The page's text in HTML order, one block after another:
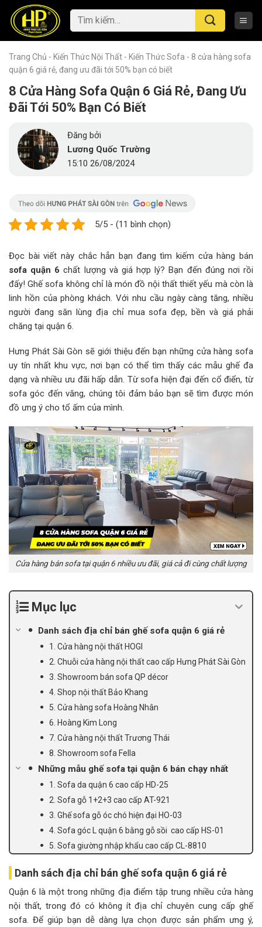
content
Tìm
kiếm:
Trang Chủ - Kiến Thức Nội Thất - Kiến Thức Sofa - 8 cửa hàng sofa
quận 6 giá rẻ, đang ưu đãi tới 50% bạn có biết
8 Cửa Hàng Sofa Quận 6 Giá Rẻ, Đang Ưu
Đãi Tới 50% Bạn Có Biết
Đăng bởi
Lương Quốc Trường
15:10 26/08/2024
5/5 - (11 bình chọn)
Đọc bài viết này chắc hẳn bạn đang tìm kiếm cửa hàng bán
sofa quận 6 chất lượng và giá hợp lý? Bạn đến đúng nơi rồi
đấy! Ghế sofa không chỉ là món đồ nội thất thiết yếu mà còn là
linh hồn của phòng khách. Với nhu cầu ngày càng tăng, nhiều
người đang săn lùng địa chỉ mua sofa đẹp, bền và giá phải
chăng tại quận 6.
Hưng Phát Sài Gòn sẽ giới thiệu đến bạn những cửa hàng sofa
uy tín nhất khu vực, nơi bạn có thể tìm thấy các mẫu ghế đa
dạng và nhiều ưu đãi hấp dẫn. Từ sofa hiện đại đến cổ điển, từ
sofa góc đến văng, chúng tôi đảm bảo bạn sẽ tìm được món
đồ ưng ý cho tổ ấm của mình.
Cửa hàng bán sofa tại quận 6 nhiều ưu đãi, giá cả đi cùng chất lượng
Mục lục
Danh sách địa chỉ bán ghế sofa quận 6 giá rẻ
1. Cửa hàng nội thất HOGI
2. Chuỗi cửa hàng nội thất cao cấp Hưng Phát Sài Gòn
3. Showroom bán sofa QP décor
4. Shop nội thất Bảo Khang
5. Cửa hàng sofa Hoàng Nhân
6. Hoàng Kim Long
7. Cửa hàng nội thất Trương Thái
8. Showroom sofa Fella
Những mẫu ghế sofa tại quận 6 bán chạy nhất
1. Sofa da quận 6 cao cấp HD-25
2. Sofa gỗ 1+2+3 cao cấp AT-921
3. Ghế sofa gỗ óc chó hiện đại HO-03
4. Sofa góc L quận 6 bằng gỗ sồi cao cấp HS-01
5. Sofa giường nhập khẩu cao cấp CL-8810
Danh sách địa chỉ bán ghế sofa quận 6 giá rẻ
Quận 6 là một trong những địa điểm tập trung nhiều cửa hàng
nội thất, trong đó có không ít địa chỉ chuyên cung cấp ghế
sofa. Để giúp bạn dễ dàng lựa chọn được sản phẩm ưng ý,